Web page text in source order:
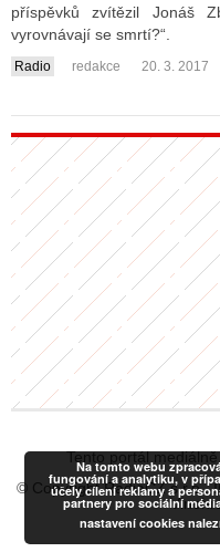
příspěvků zvítězil Jonáš
vyrovnávají se smrtí?“.
....
Radio redakce 20. 3. 2017
Tento portál
© Copyright RadiaCZ s.r.o.,
Na tomto webu
fungování a analytiku, v
účely cílení reklamy a
partnery pro sociální
nastavení cookies